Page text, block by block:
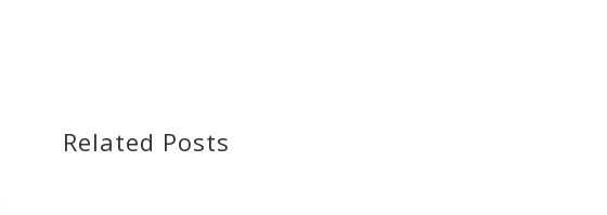
Related Posts